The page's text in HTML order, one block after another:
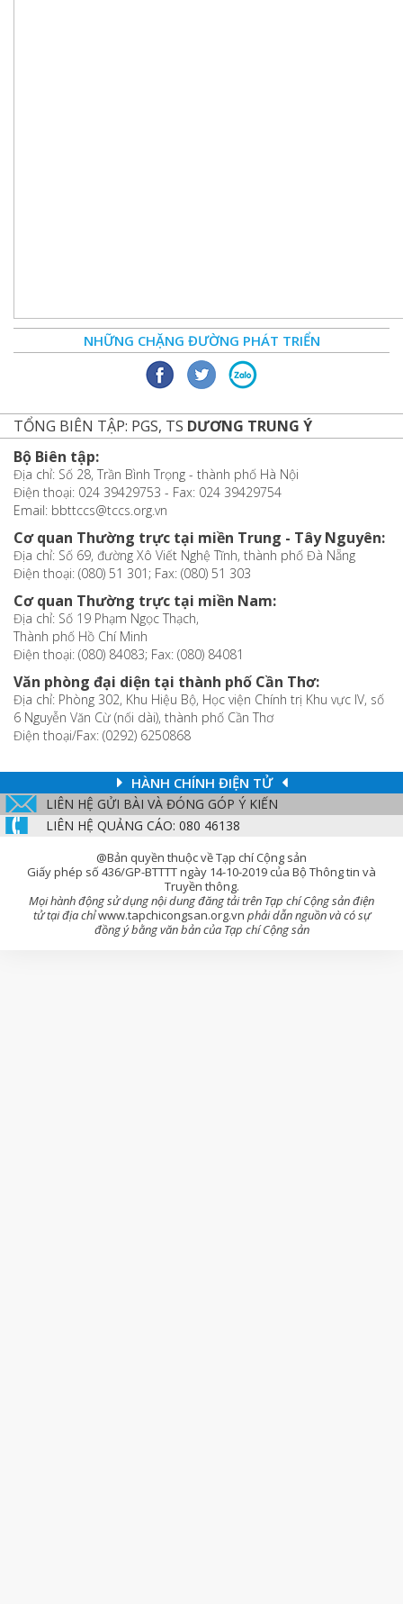
NHỮNG CHẶNG ĐƯỜNG PHÁT TRIỂN
TỔNG BIÊN TẬP: PGS, TS DƯƠNG TRUNG Ý
Bộ Biên tập:
Địa chỉ: Số 28, Trần Bình Trọng - thành phố Hà Nội
Điện thoại: 024 39429753 - Fax: 024 39429754
Email: bbttccs@tccs.org.vn
Cơ quan Thường trực tại miền Trung - Tây Nguyên:
Địa chỉ: Số 69, đường Xô Viết Nghệ Tĩnh, thành phố Đà Nẵng
Điện thoại: (080) 51 301; Fax: (080) 51 303
Cơ quan Thường trực tại miền Nam:
Địa chỉ: Số 19 Phạm Ngọc Thạch,
Thành phố Hồ Chí Minh
Điện thoại: (080) 84083; Fax: (080) 84081
Văn phòng đại diện tại thành phố Cần Thơ:
Địa chỉ: Phòng 302, Khu Hiệu Bộ, Học viện Chính trị Khu vực IV, số
6 Nguyễn Văn Cừ (nối dài), thành phố Cần Thơ
Điện thoại/Fax: (0292) 6250868
HÀNH CHÍNH ĐIỆN TỬ
LIÊN HỆ GỬI BÀI VÀ ĐÓNG GÓP Ý KIẾN
LIÊN HỆ QUẢNG CÁO: 080 46138
@Bản quyền thuộc về Tạp chí Cộng sản
Giấy phép số 436/GP-BTTTT ngày 14-10-2019 của Bộ Thông tin và
Truyền thông.
Mọi hành động sử dụng nội dung đăng tải trên Tạp chí Cộng sản điện
tử tại địa chỉwww.tapchicongsan.org.vn phải dẫn nguồn và có sự
đồng ý bằng văn bản của Tạp chí Cộng sản